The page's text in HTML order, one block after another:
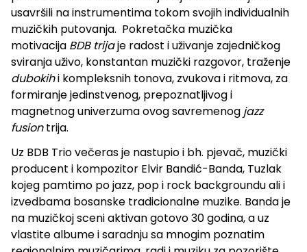
usavršili na instrumentima tokom svojih individualnih
muzičkih putovanja. Pokretačka muzička
motivacija BDBtrijaje radost i uživanje zajedničkog
sviranja uživo, konstantan muzički razgovor, traženje
dubokihi kompleksnih tonova, zvukova i ritmova, za
formiranje jedinstvenog, prepoznatljivog i
magnetnog univerzuma ovog savremenog jazz
fusiontrija.
Uz BDB Trio večeras je nastupio i bh. pjevač, muzički
producent i kompozitor Elvir Bandić-Banda, Tuzlak
kojeg pamtimo po jazz, pop i rock backgroundu ali i
izvedbama bosanske tradicionalne muzike. Banda je
na muzičkoj sceni aktivan gotovo 30 godina, a uz
vlastite albume i saradnju sa mnogim poznatim